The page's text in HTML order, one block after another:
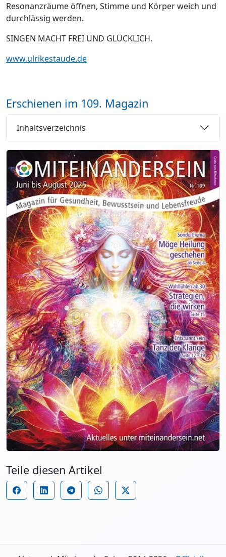
Resonanzräume öffnen, Stimme und Körper weich und
durchlässig werden.
SINGEN MACHT FREI UND GLÜCKLICH.
www.ulrikestaude.de
Erschienen im 109. Magazin
Inhaltsverzeichnis
Teile diesen Artikel